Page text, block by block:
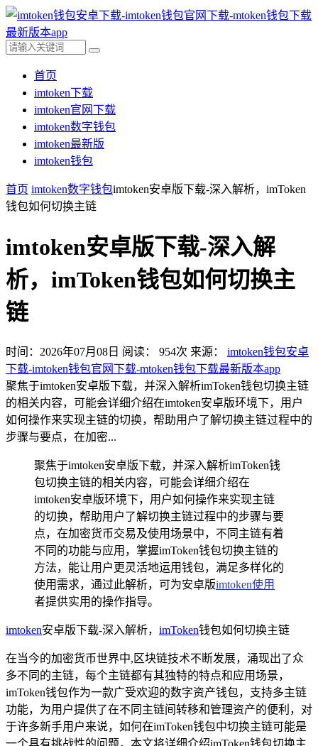
首页
imtoken下载
imtoken官网下载
imtoken数字钱包
imtoken最新版
imtoken钱包
首页 imtoken数字钱包imtoken安卓版下载-深入解析，imToken
钱包如何切换主链
imtoken安卓版下载-深入解
析，imToken钱包如何切换主
链
时间：2026年07月08日 阅读： 954次 来源： imtoken钱包安卓
下载-imtoken钱包官网下载-mtoken钱包下载最新版本app
聚焦于imtoken安卓版下载，并深入解析imToken钱包切换主链
的相关内容，可能会详细介绍在imtoken安卓版环境下，用户
如何操作来实现主链的切换，帮助用户了解切换主链过程中的
步骤与要点，在加密...
聚焦于imtoken安卓版下载，并深入解析imToken钱
包切换主链的相关内容，可能会详细介绍在
imtoken安卓版环境下，用户如何操作来实现主链
的切换，帮助用户了解切换主链过程中的步骤与要
点，在加密货币交易及使用场景中，不同主链有着
不同的功能与应用，掌握imToken钱包切换主链的
方法，能让用户更灵活地运用钱包，满足多样化的
使用需求，通过此解析，可为安卓版imtoken使用
者提供实用的操作指导。
imtoken安卓版下载-深入解析， imToken钱包如何切换主链
在当今的加密货币世界中,区块链技术不断发展，涌现出了众
多不同的主链，每个主链都有其独特的特点和应用场景，
imToken钱包作为一款广受欢迎的数字资产钱包，支持多主链
功能，为用户提供了在不同主链间转移和管理资产的便利，对
于许多新手用户来说，如何在imToken钱包中切换主链可能是
一个具有挑战性的问题，本文将详细介绍imToken钱包切换主